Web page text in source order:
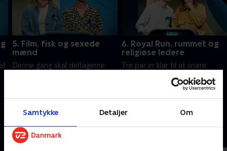
Samtykke Detaljer Om
5. Film, fisk og sexede
mænd
Denne gang skal deltagerne
6. Royal Run, rummet og
religiøse ledere
Tre par er klar til at snøre
en royal løbetur fra de danske
Andre så også